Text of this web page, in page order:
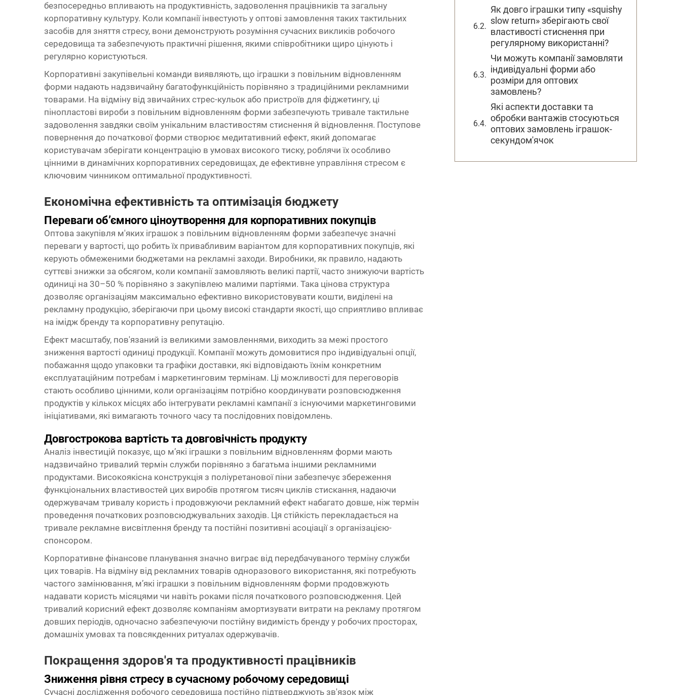
безпосередньо впливають на продуктивність, задоволення працівників та загальну
корпоративну культуру. Коли компанії інвестують у оптові замовлення таких тактильних
засобів для зняття стресу, вони демонструють розуміння сучасних викликів робочого
середовища та забезпечують практичні рішення, якими співробітники щиро цінують і
регулярно користуються.
Корпоративні закупівельні команди виявляють, що іграшки з повільним відновленням
форми надають надзвичайну багатофункційність порівняно з традиційними рекламними
товарами. На відміну від звичайних стрес-кульок або пристроїв для фіджетингу, ці
пінопластові вироби з повільним відновленням форми забезпечують тривале тактильне
задоволення завдяки своїм унікальним властивостям стиснення й відновлення. Поступове
повернення до початкової форми створює медитативний ефект, який допомагає
користувачам зберігати концентрацію в умовах високого тиску, роблячи їх особливо
цінними в динамічних корпоративних середовищах, де ефективне управління стресом є
ключовим чинником оптимальної продуктивності.
Економічна ефективність та оптимізація бюджету
Переваги об’ємного ціноутворення для корпоративних покупців
Оптова закупівля м'яких іграшок з повільним відновленням форми забезпечує значні
переваги у вартості, що робить їх привабливим варіантом для корпоративних покупців, які
керують обмеженими бюджетами на рекламні заходи. Виробники, як правило, надають
суттєві знижки за обсягом, коли компанії замовляють великі партії, часто знижуючи вартість
одиниці на 30–50 % порівняно з закупівлею малими партіями. Така цінова структура
дозволяє організаціям максимально ефективно використовувати кошти, виділені на
рекламну продукцію, зберігаючи при цьому високі стандарти якості, що сприятливо впливає
на імідж бренду та корпоративну репутацію.
Ефект масштабу, пов'язаний із великими замовленнями, виходить за межі простого
зниження вартості одиниці продукції. Компанії можуть домовитися про індивідуальні опції,
побажання щодо упаковки та графіки доставки, які відповідають їхнім конкретним
експлуатаційним потребам і маркетинговим термінам. Ці можливості для переговорів
стають особливо цінними, коли організаціям потрібно координувати розповсюдження
продуктів у кількох місцях або інтегрувати рекламні кампанії з існуючими маркетинговими
ініціативами, які вимагають точного часу та послідовних повідомлень.
Довгострокова вартість та довговічність продукту
Аналіз інвестицій показує, що м’які іграшки з повільним відновленням форми мають
надзвичайно тривалий термін служби порівняно з багатьма іншими рекламними
продуктами. Високоякісна конструкція з поліуретанової піни забезпечує збереження
функціональних властивостей цих виробів протягом тисяч циклів стискання, надаючи
одержувачам тривалу користь і продовжуючи рекламний ефект набагато довше, ніж термін
проведення початкових розповсюджувальних заходів. Ця стійкість перекладається на
тривале рекламне висвітлення бренду та постійні позитивні асоціації з організацією-
спонсором.
Корпоративне фінансове планування значно виграє від передбачуваного терміну служби
цих товарів. На відміну від рекламних товарів одноразового використання, які потребують
частого замінювання, м’які іграшки з повільним відновленням форми продовжують
надавати користь місяцями чи навіть роками після початкового розповсюдження. Цей
тривалий корисний ефект дозволяє компаніям амортизувати витрати на рекламу протягом
довших періодів, одночасно забезпечуючи постійну видимість бренду у робочих просторах,
домашніх умовах та повсякденних ритуалах одержувачів.
Покращення здоров'я та продуктивності працівників
Зниження рівня стресу в сучасному робочому середовищі
Сучасні дослідження робочого середовища постійно підтверджують зв'язок між
Як довго іграшки типу «squishy
slow return» зберігають свої
властивості стиснення при
регулярному використанні?
Чи можуть компанії замовляти
індивідуальні форми або
розміри для оптових
замовлень?
Які аспекти доставки та
обробки вантажів стосуються
оптових замовлень іграшок-
секундом'ячок